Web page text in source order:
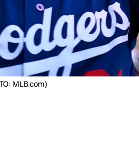
MLB.com)